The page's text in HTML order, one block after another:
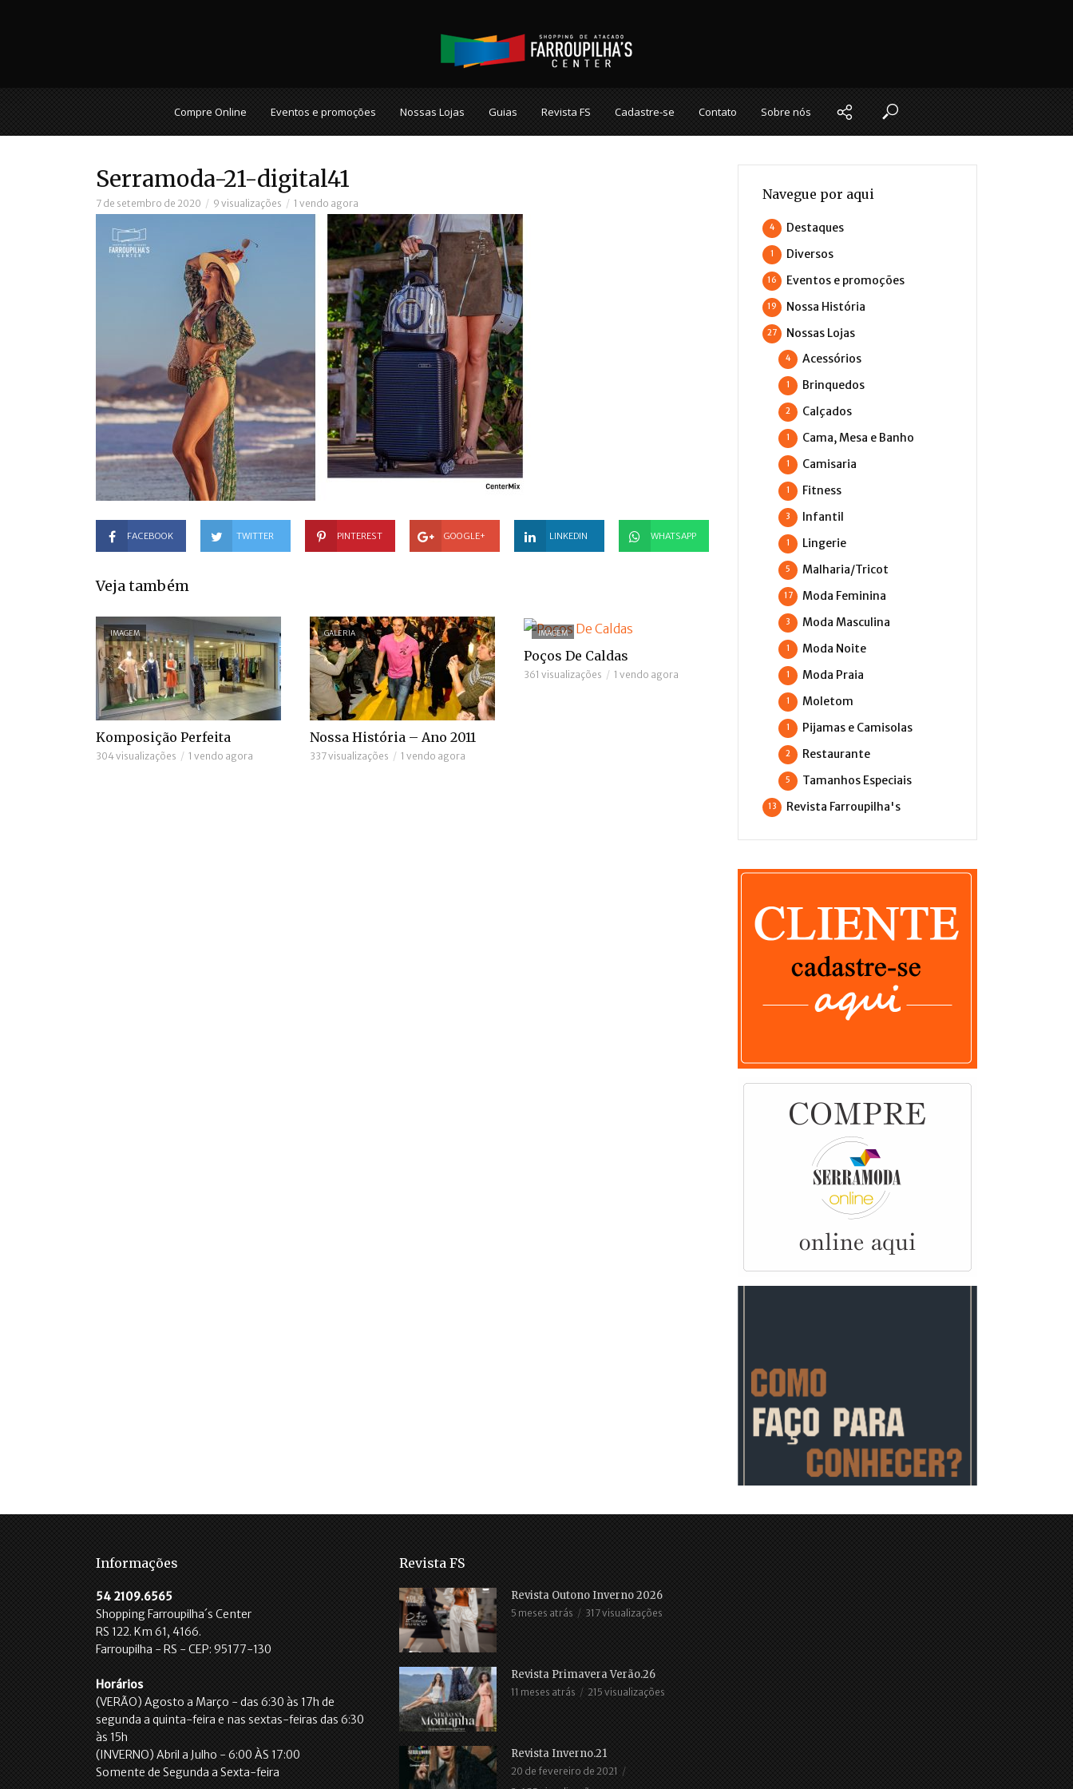
Compre Online Eventos e promoções Nossas Lojas Guias Revista FS Cadastre-se Contato Sobre nós
Serramoda-21-digital41
7 de setembro de 2020 9 visualizações 1 vendo agora
FACEBOOK TWITTER PINTEREST GOOGLE+ LINKEDIN WHATSAPP
Veja também
IMAGEM
Komposição Perfeita
304 visualizações 1 vendo agora
GALERIA
Nossa História – Ano 2011
337 visualizações 1 vendo agora
IMAGEM
Poços De Caldas
361 visualizações 1 vendo agora
Navegue por aqui
Destaques
4
Diversos
1
Eventos e promoções
16
Nossa História
19
Nossas Lojas
27
Acessórios
4
Brinquedos
1
Calçados
2
Cama, Mesa e Banho
1
Camisaria
1
Fitness
1
Infantil
3
Lingerie
1
Malharia/Tricot
5
Moda Feminina
17
Moda Masculina
3
Moda Noite
1
Moda Praia
1
Moletom
1
Pijamas e Camisolas
1
Restaurante
2
Tamanhos Especiais
5
Revista Farroupilha's
13
Informações
54 2109.6565
Shopping Farroupilha´s Center
RS 122. Km 61, 4166.
Farroupilha - RS - CEP: 95177-130
Horários
(VERÃO) Agosto a Março - das 6:30 às 17h de
segunda a quinta-feira e nas sextas-feiras das 6:30
às 15h
(INVERNO) Abril a Julho - 6:00 ÀS 17:00
Somente de Segunda a Sexta-feira
Revista FS
Revista Outono Inverno 2026
5 meses atrás 317 visualizações
Revista Primavera Verão.26
11 meses atrás 215 visualizações
Revista Inverno.21
20 de fevereiro de 2021